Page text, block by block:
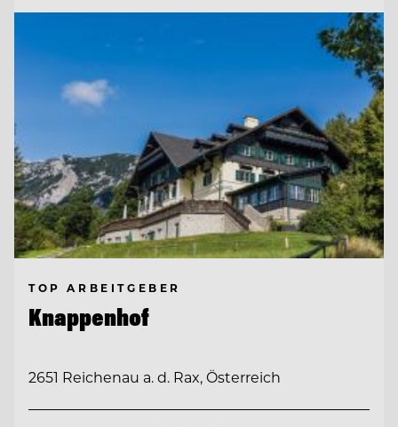
TOP ARBEITGEBER
Knappenhof
2651 Reichenau a. d. Rax, Österreich